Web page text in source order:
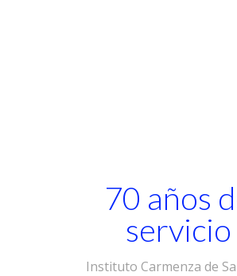
70 años
servicio
Instituto Carmenza de